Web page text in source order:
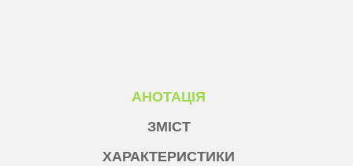
АНОТАЦІЯ
ЗМІСТ
ХАРАКТЕРИСТИКИ